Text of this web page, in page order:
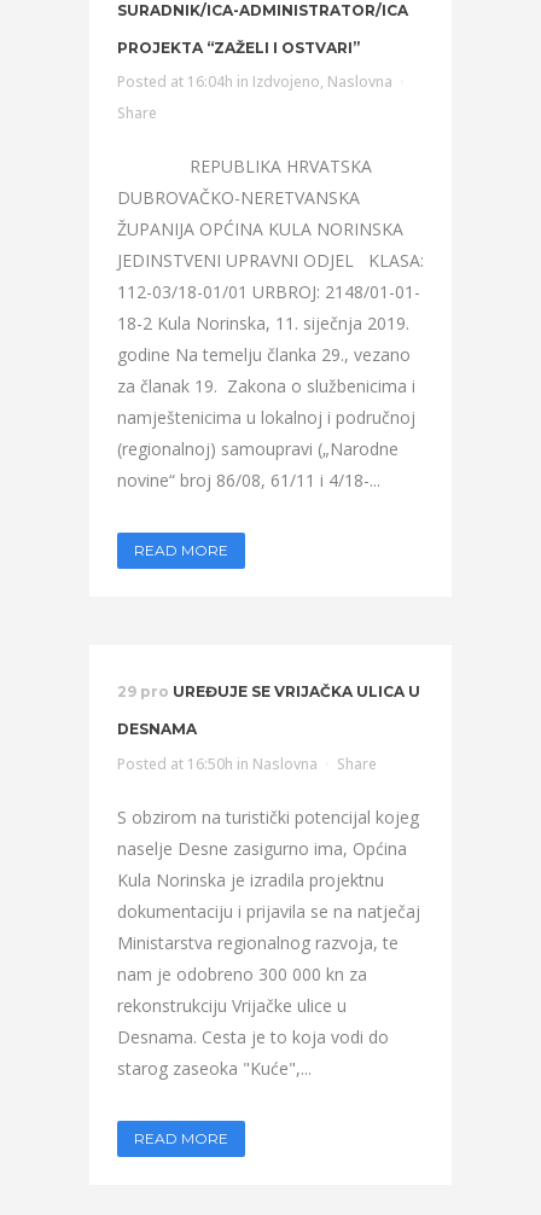
SURADNIK/ICA-ADMINISTRATOR/ICA
PROJEKTA “ZAŽELI I OSTVARI”
Posted at 16:04h in Izdvojeno, Naslovna
Share
REPUBLIKA HRVATSKA
DUBROVAČKO-NERETVANSKA
ŽUPANIJA OPĆINA KULA NORINSKA
JEDINSTVENI UPRAVNI ODJEL KLASA:
112-03/18-01/01 URBROJ: 2148/01-01-
18-2 Kula Norinska, 11. siječnja 2019.
godine Na temelju članka 29., vezano
za članak 19. Zakona o službenicima i
namještenicima u lokalnoj i područnoj
(regionalnoj) samoupravi („Narodne
novine“ broj 86/08, 61/11 i 4/18-...
READ MORE
29 pro UREĐUJE SE VRIJAČKA ULICA U
DESNAMA
Posted at 16:50h in Naslovna Share
S obzirom na turistički potencijal kojeg
naselje Desne zasigurno ima, Općina
Kula Norinska je izradila projektnu
dokumentaciju i prijavila se na natječaj
Ministarstva regionalnog razvoja, te
nam je odobreno 300 000 kn za
rekonstrukciju Vrijačke ulice u
Desnama. Cesta je to koja vodi do
starog zaseoka "Kuće",...
READ MORE